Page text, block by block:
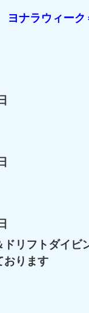
ナラウィーク
ドリフトダイビ
おります